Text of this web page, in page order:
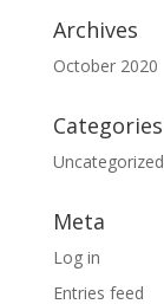
Archives
October 2020
Categories
Uncategorized
Meta
Log in
Entries feed